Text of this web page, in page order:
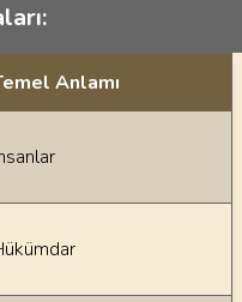
Anlamı